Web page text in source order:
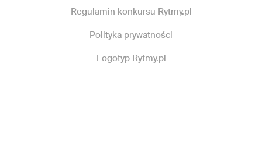
Regulamin konkursu Rytmy.pl
Polityka prywatności
Logotyp Rytmy.pl